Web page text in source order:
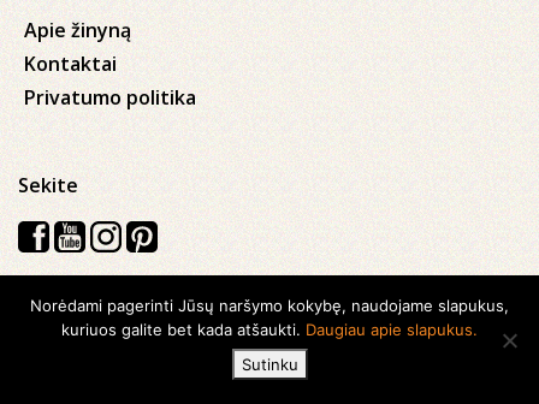
Apie žinyną
Kontaktai
Privatumo politika
Sekite
Visos teisės saugomos © 2026 Kauno apskrities viešoji Ąžuolyno
biblioteka
Norėdami pagerinti Jūsų naršymo kokybę, naudojame slapukus,
kuriuos galite bet kada atšaukti. Daugiau apie slapukus.
Sutinku